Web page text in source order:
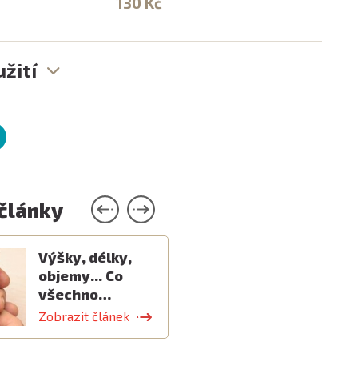
Výšky, délky,
objemy... Co
všechno…
Zobrazit článek